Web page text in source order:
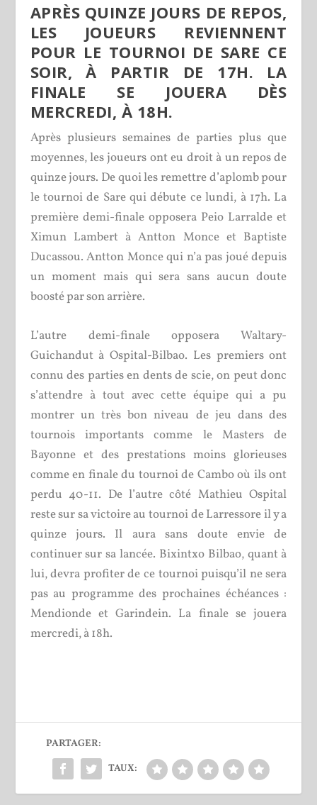
APRÈS QUINZE JOURS DE REPOS,
LES JOUEURS REVIENNENT
POUR LE TOURNOI DE SARE CE
SOIR, À PARTIR DE 17H. LA
FINALE SE JOUERA DÈS
MERCREDI, À 18H.
Après plusieurs semaines de parties plus que
moyennes, les joueurs ont eu droit à un repos de
quinze jours. De quoi les remettre d’aplomb pour
le tournoi de Sare qui débute ce lundi, à 17h. La
première demi-finale opposera Peio Larralde et
Ximun Lambert à Antton Monce et Baptiste
Ducassou. Antton Monce qui n’a pas joué depuis
un moment mais qui sera sans aucun doute
boosté par son arrière.
L’autre demi-finale opposera Waltary-
Guichandut à Ospital-Bilbao. Les premiers ont
connu des parties en dents de scie, on peut donc
s’attendre à tout avec cette équipe qui a pu
montrer un très bon niveau de jeu dans des
tournois importants comme le Masters de
Bayonne et des prestations moins glorieuses
comme en finale du tournoi de Cambo où ils ont
perdu 40-11. De l’autre côté Mathieu Ospital
reste sur sa victoire au tournoi de Larressore il y a
quinze jours. Il aura sans doute envie de
continuer sur sa lancée. Bixintxo Bilbao, quant à
lui, devra profiter de ce tournoi puisqu’il ne sera
pas au programme des prochaines échéances :
Mendionde et Garindein. La finale se jouera
mercredi, à 18h.
PARTAGER:
TAUX: